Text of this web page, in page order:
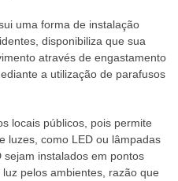
disponibiliza que sua
através de engastamento
a utilização de parafusos
luzes, como LED ou lâmpadas
instalados em pontos
pelos ambientes, razão que